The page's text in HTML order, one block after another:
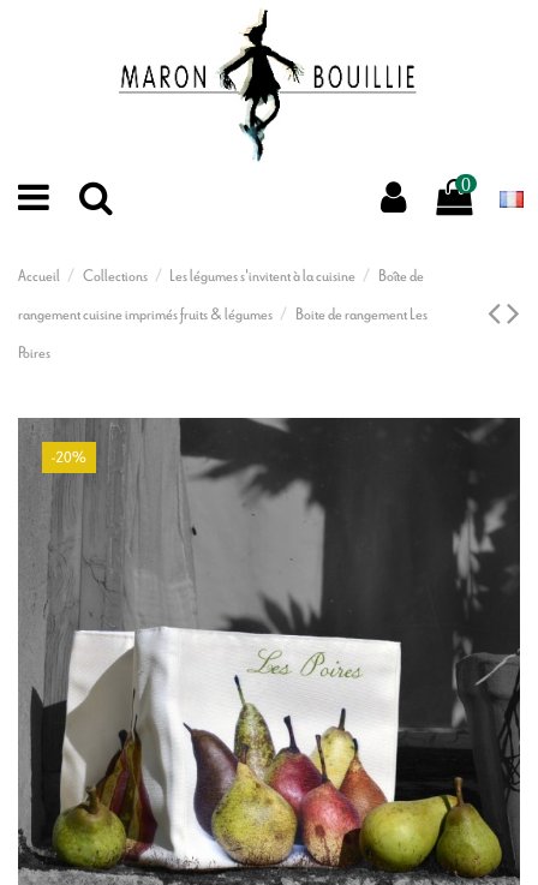
0
Accueil Collections Les légumes s'invitent à la cuisine
Boîte de
rangement cuisine imprimés fruits & légumes
Boite de rangement Les
Poires
-20%